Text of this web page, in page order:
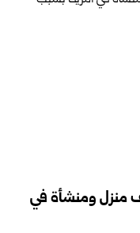
عن أكثر من 373 ألف منزل ومنشأة في